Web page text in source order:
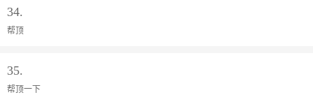
34.
帮顶
35.
帮顶一下